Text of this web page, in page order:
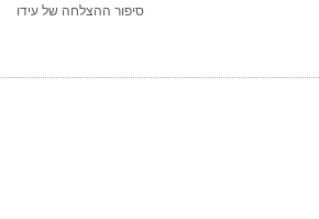
סיפור ההצלחה של עידו